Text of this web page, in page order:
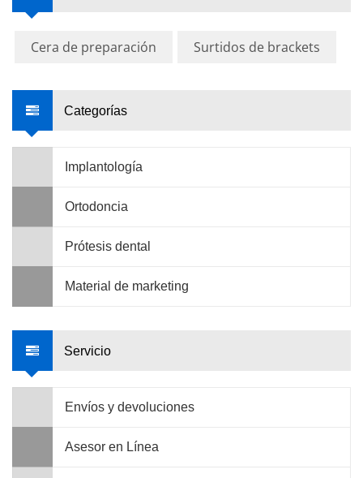
Cera de preparación Surtidos de brackets
Categorías
Implantología
Ortodoncia
Prótesis dental
Material de marketing
Servicio
Envíos y devoluciones
Asesor en Línea